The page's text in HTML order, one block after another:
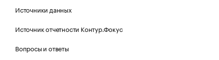
Источники данных
Источник отчетности Контур.Фокус
Вопросы и ответы